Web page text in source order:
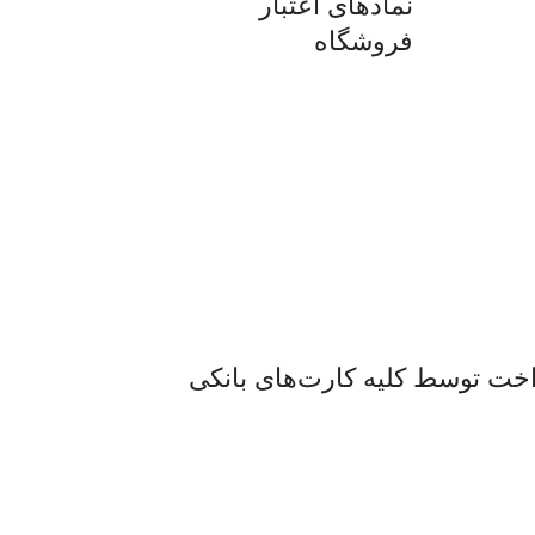
فروشگاه
توسط کلیه کارت‌های بانکی